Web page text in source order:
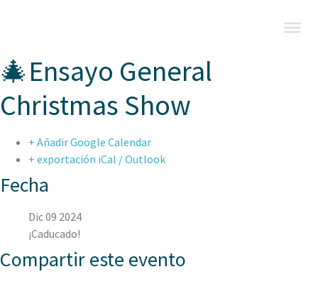
🎄Ensayo General
Christmas Show
+ Añadir Google Calendar
+ exportación iCal / Outlook
Fecha
Dic 09 2024
¡Caducado!
Compartir este evento